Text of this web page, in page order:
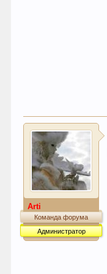
Arti
Команда форума
Администратор